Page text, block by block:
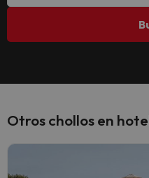
Otros chollos en